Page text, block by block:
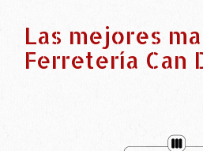
Las mejores
Ferretería Can